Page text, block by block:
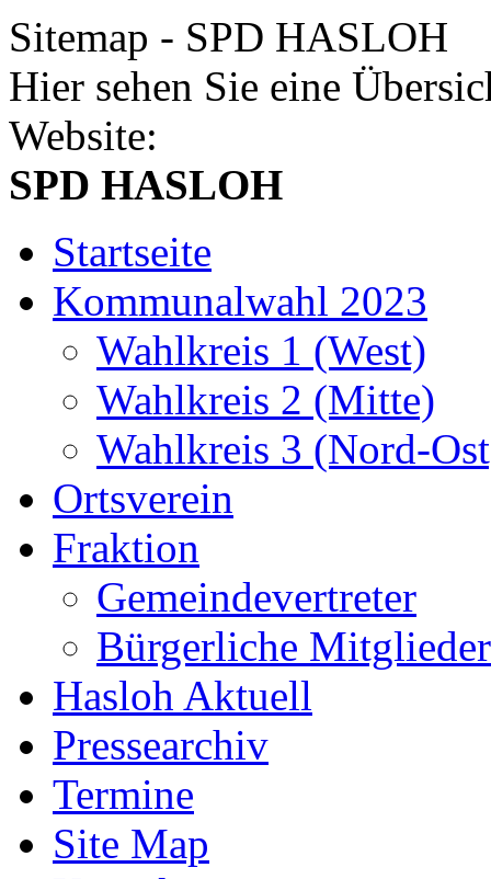
Sitemap - SPD HASLOH
Hier sehen Sie eine
Website:
SPD HASLOH
Startseite
Kommunalwahl 2023
Wahlkreis 1 (West)
Wahlkreis 2 (Mitte)
Wahlkreis 3 (Nord-
Ortsverein
Fraktion
Gemeindevertreter
Bürgerliche Mitglieder
Hasloh Aktuell
Pressearchiv
Termine
Site Map